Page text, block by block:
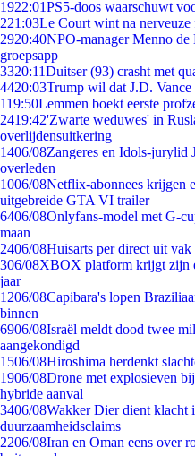
1922:01PS5-doos waarschuwt
221:03Le Court wint na nerveuze
2920:40NPO-manager Menno de
groepsapp
3320:11Duitser (93) crasht met
4420:03Trump wil dat J.D.
119:50Lemmen boekt eerste
2419:42'Zwarte weduwes' in
overlijdensuitkering
1406/08Zangeres en Idols-jurylid
overleden
1006/08Netflix-abonnees krijgen
uitgebreide GTA VI trailer
6406/08Onlyfans-model met G-
maan
2406/08Huisarts per direct uit
306/08XBOX platform krijgt zijn
jaar
1206/08Capibara's lopen
binnen
6906/08Israël meldt dood twee
aangekondigd
1506/08Hiroshima herdenkt
1906/08Drone met explosieven
hybride aanval
3406/08Wakker Dier dient klacht
duurzaamheidsclaims
2206/08Iran en Oman eens over